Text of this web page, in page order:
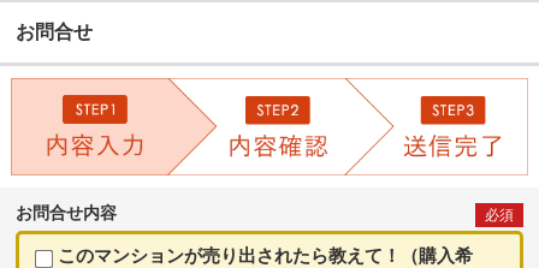
お問合せ
お問合せ内容 必須
このマンションが売り出されたら教えて！（購入希